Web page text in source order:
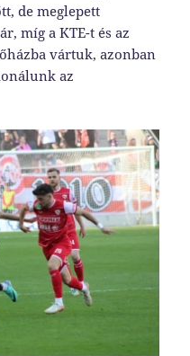
de meglepett
míg a KTE-t és az
vártuk, azonban
az